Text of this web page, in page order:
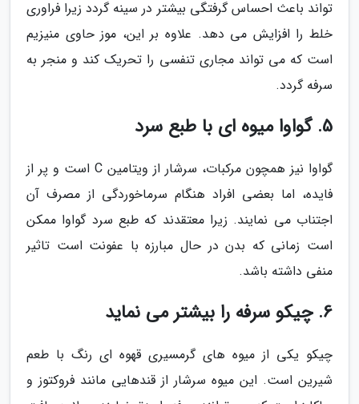
تواند باعث احساس گرفتگی بیشتر در سینه گردد زیرا فراوری
خلط را افزایش می دهد. علاوه بر این، موز حاوی منیزیم
است که می تواند مجاری تنفسی را تحریک کند و منجر به
سرفه گردد.
5. گواوا میوه ای با طبع سرد
گواوا نیز همچون مرکبات، سرشار از ویتامین C است و پر از
فایده، اما بعضی افراد هنگام سرماخوردگی از مصرف آن
اجتناب می نمایند. زیرا معتقدند که طبع سرد گواوا ممکن
است زمانی که بدن در حال مبارزه با عفونت است تاثیر
منفی داشته باشد.
6. چیکو سرفه را بیشتر می نماید
چیکو یکی از میوه های گرمسیری قهوه ای رنگ با طعم
شیرین است. این میوه سرشار از قندهایی مانند فروکتوز و